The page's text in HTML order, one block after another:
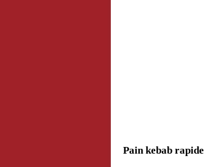
Pain kebab rapide